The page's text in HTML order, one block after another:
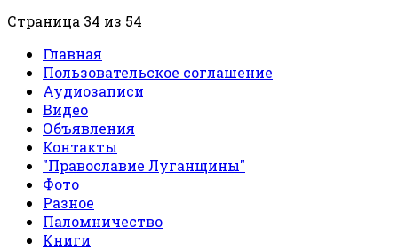
Страница 34 из 54
Главная
Пользовательское соглашение
Аудиозаписи
Видео
Объявления
Контакты
"Православие Луганщины"
Фото
Разное
Паломничество
Книги